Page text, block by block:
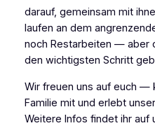
darauf, gemeinsam mit
laufen an dem
noch Restarbeiten — aber
den wichtigsten Schritt
Wir freuen uns auf euch —
Familie mit und erlebt
Weitere Infos findet ihr auf